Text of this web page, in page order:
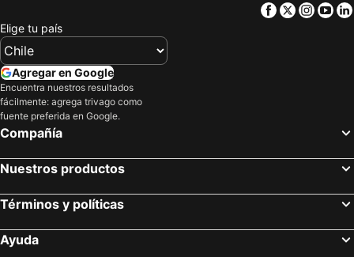
Facebook
Twitter
Elige tu país
Agregar en Google
Encuentra nuestros resultados
fácilmente: agrega trivago como
fuente preferida en Google.
Compañía
Nuestros productos
Términos y políticas
Ayuda